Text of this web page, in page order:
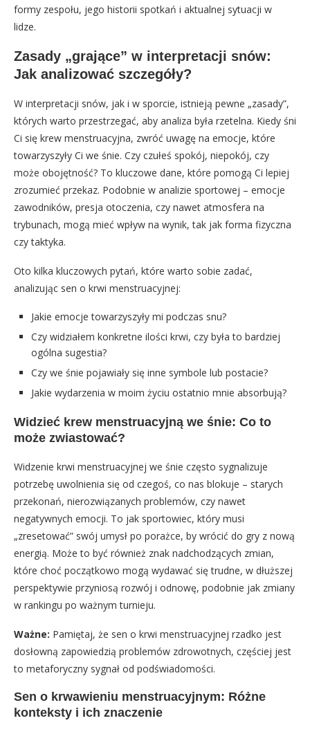
formy zespołu, jego historii spotkań i aktualnej sytuacji w
lidze.
Zasady „grające” w interpretacji snów:
Jak analizować szczegóły?
W interpretacji snów, jak i w sporcie, istnieją pewne „zasady”,
których warto przestrzegać, aby analiza była rzetelna. Kiedy śni
Ci się krew menstruacyjna, zwróć uwagę na emocje, które
towarzyszyły Ci we śnie. Czy czułeś spokój, niepokój, czy
może obojętność? To kluczowe dane, które pomogą Ci lepiej
zrozumieć przekaz. Podobnie w analizie sportowej – emocje
zawodników, presja otoczenia, czy nawet atmosfera na
trybunach, mogą mieć wpływ na wynik, tak jak forma fizyczna
czy taktyka.
Oto kilka kluczowych pytań, które warto sobie zadać,
analizując sen o krwi menstruacyjnej:
Jakie emocje towarzyszyły mi podczas snu?
Czy widziałem konkretne ilości krwi, czy była to bardziej
ogólna sugestia?
Czy we śnie pojawiały się inne symbole lub postacie?
Jakie wydarzenia w moim życiu ostatnio mnie absorbują?
Widzieć krew menstruacyjną we śnie: Co to
może zwiastować?
Widzenie krwi menstruacyjnej we śnie często sygnalizuje
potrzebę uwolnienia się od czegoś, co nas blokuje – starych
przekonań, nierozwiązanych problemów, czy nawet
negatywnych emocji. To jak sportowiec, który musi
„zresetować” swój umysł po porażce, by wrócić do gry z nową
energią. Może to być również znak nadchodzących zmian,
które choć początkowo mogą wydawać się trudne, w dłuższej
perspektywie przyniosą rozwój i odnowę, podobnie jak zmiany
w rankingu po ważnym turnieju.
Ważne: Pamiętaj, że sen o krwi menstruacyjnej rzadko jest
dosłowną zapowiedzią problemów zdrowotnych, częściej jest
to metaforyczny sygnał od podświadomości.
Sen o krwawieniu menstruacyjnym: Różne
konteksty i ich znaczenie